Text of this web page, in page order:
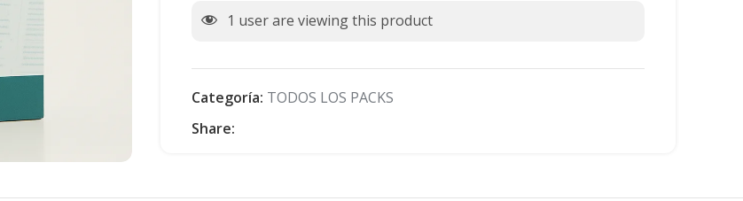
1 user are viewing this product
Categoría: TODOS LOS PACKS
Share: